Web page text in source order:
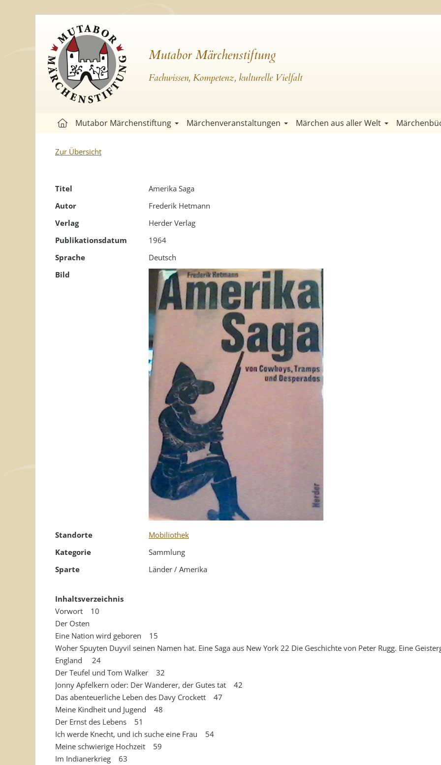
Mutabor Märchenstiftung
Fachwissen, Kompetenz, kulturelle Vielfalt
Mutabor Märchenstiftung Märchenveranstaltungen Märchen aus aller Welt
Zur Übersicht
Titel
Amerika Saga
Autor
Frederik Hetmann
Verlag
Herder Verlag
Publikationsdatum
1964
Sprache
Deutsch
Bild
Standorte
Mobiliothek
Kategorie
Sammlung
Sparte
Länder / Amerika
Inhaltsverzeichnis
Vorwort 10
Der Osten
Eine Nation wird geboren 15
Woher Spuyten Duyvil seinen Namen hat. Eine Saga aus New York 22 Die Geschichte von Peter Rugg. Eine
England 24
Der Teufel und Tom Walker 32
Jonny Apfelkern oder: Der Wanderer, der Gutes tat 42
Das abenteuerliche Leben des Davy Crockett 47
Meine Kindheit und Jugend 48
Der Ernst des Lebens 51
Ich werde Knecht, und ich suche eine Frau 54
Meine schwierige Hochzeit 59
Im Indianerkrieg 63